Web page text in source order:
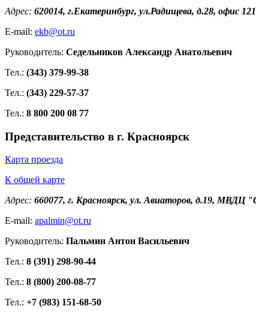
Адрес: 620014, г.Екатеринбург, ул.Радищева, д.28, офис
E-mail: ekb@ot.ru
Руководитель: Седельников Александр Анатольевич
Тел.: (343) 379-99-38
Тел.: (343) 229-57-37
Тел.: 8 800 200 08 77
Представительство в г. Красноярск
Карта проезда
К общей карте
Адрес: 660077, г. Красноярск, ул. Авиаторов, д.19, МВДЦ
E-mail: apalmin@ot.ru
Руководитель: Пальмин Антон Васильевич
Тел.: 8 (391) 298-90-44
Тел.: 8 (800) 200-08-77
Тел.: +7 (983) 151-68-50